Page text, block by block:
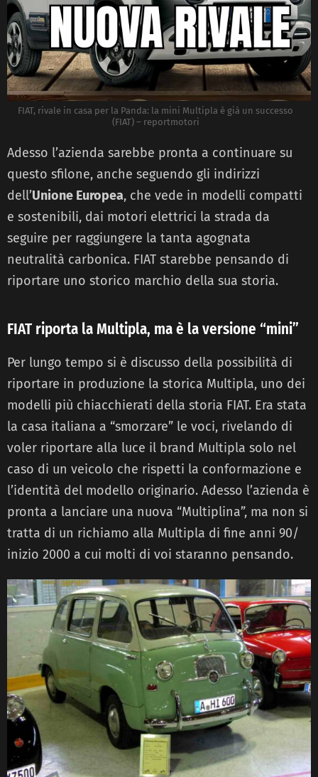
FIAT, rivale in casa per la Panda: la mini Multipla è già un successo
(FIAT) – reportmotori
Adesso l’azienda sarebbe pronta a continuare su
questo sfilone, anche seguendo gli indirizzi
dell’Unione Europea, che vede in modelli compatti
e sostenibili, dai motori elettrici la strada da
seguire per raggiungere la tanta agognata
neutralità carbonica. FIAT starebbe pensando di
riportare uno storico marchio della sua storia.
FIAT riporta la Multipla, ma è la versione “mini”
Per lungo tempo si è discusso della possibilità di
riportare in produzione la storica Multipla, uno dei
modelli più chiacchierati della storia FIAT. Era stata
la casa italiana a “smorzare” le voci, rivelando di
voler riportare alla luce il brand Multipla solo nel
caso di un veicolo che rispetti la conformazione e
l’identità del modello originario. Adesso l’azienda è
pronta a lanciare una nuova “Multiplina”, ma non si
tratta di un richiamo alla Multipla di fine anni 90/
inizio 2000 a cui molti di voi staranno pensando.